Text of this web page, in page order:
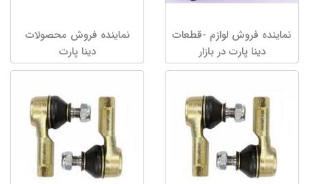
نماینده فروش لوازم -قطعات
دینا پارت در بازار
نماینده فروش محصولات
دینا پارت